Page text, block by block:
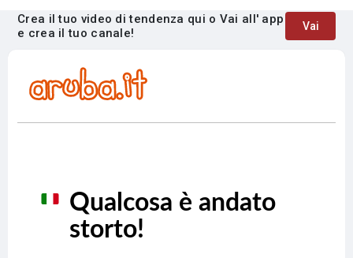
Crea il tuo video di tendenza qui o Vai all' app
e crea il tuo canale!
Vai